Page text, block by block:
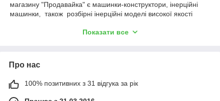
магазину "Продавайка" є машинки-конструктори, інерційні
машинки, також розбірні інерційні моделі високої якості
моделі. Машинки виконані в найрізноманітніших забарвлення
их малюків. Завдяки наявності
широкого асортименту, інерційні машинки по-справжньому
допомагають хлопчикам почати розбиратися
в техніці з малих років. Іграшковий автомобіль, який може са
мостійно пересуватися, неодмінно подарує малюкам будь-
Показати все
Про нас
100% позитивних з 31 відгука за рік